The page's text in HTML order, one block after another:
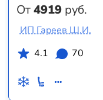
От4919 руб.
ИП Гареев Ш.И.
4.1
70